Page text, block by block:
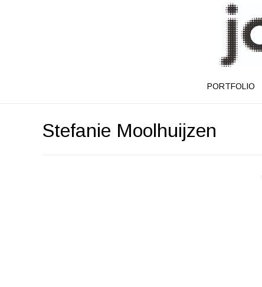
PORTFOLIO
Stefanie Moolhuijzen